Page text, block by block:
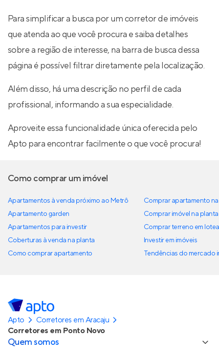
Para simplificar a busca por um corretor de imóveis
que atenda ao que você procura e saiba detalhes
sobre a região de interesse, na barra de busca dessa
página é possível filtrar diretamente pela localização.
Além disso, há uma descrição no perfil de cada
profissional, informando a sua especialidade.
Aproveite essa funcionalidade única oferecida pelo
Apto para encontrar facilmente o que você procura!
Como comprar um imóvel
Apartamentos à venda próximo ao Metrô
Apartamento garden
Apartamentos para investir
Coberturas à venda na planta
Como comprar apartamento
Comprar apartamento
Comprar imóvel na planta
Comprar terreno em
Investir em imóveis
Tendências do mercado
Apto
Corretores em Aracaju
Corretores em Ponto Novo
Quem somos